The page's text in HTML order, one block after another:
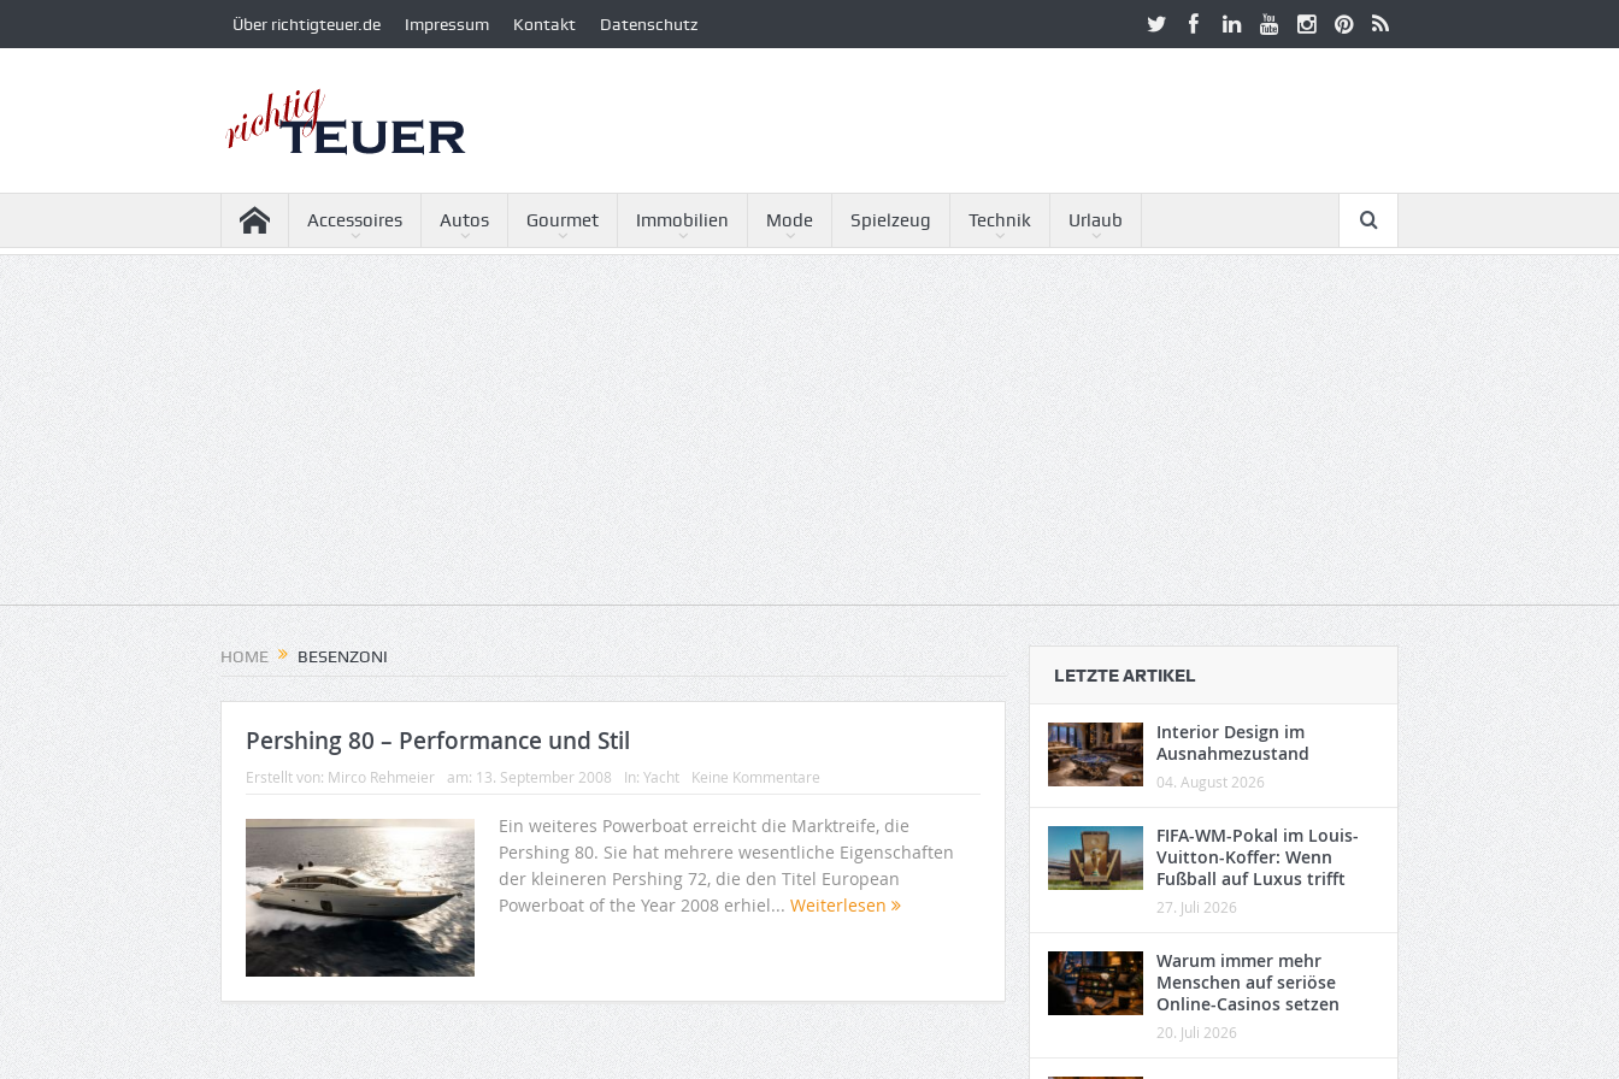
Über richtigteuer.de Impressum Kontakt Datenschutz
Accessoires Autos Gourmet Immobilien Mode Spielzeug Technik Urlaub
HOME BESENZONI
Pershing 80 – Performance und Stil
Erstellt von: Mirco Rehmeier am: 13. September 2008 In: Yacht Keine Kommentare
Ein weiteres Powerboat erreicht die Marktreife, die
Pershing 80. Sie hat mehrere wesentliche Eigenschaften
der kleineren Pershing 72, die den Titel European
Powerboat of the Year 2008 erhiel... Weiterlesen
LETZTE ARTIKEL
Interior Design im
Ausnahmezustand
04. August 2026
FIFA-WM-Pokal im Louis-
Vuitton-Koffer: Wenn
Fußball auf Luxus trifft
27. Juli 2026
Warum immer mehr
Menschen auf seriöse
Online-Casinos setzen
20. Juli 2026